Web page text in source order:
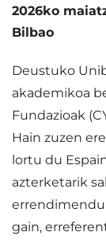
2026ko
Bilbao
Deustuko
akademikoa
Fundazioak
Hain zuzen
lortu du
azterketarik
errendimendu
gain,